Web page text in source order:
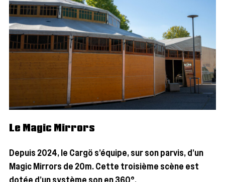
Le Magic Mirrors
Depuis 2024, le Cargö s’é­quipe, sur son par­vis, d’un
Magic Mir­rors de 20m. Cette troi­sième scène est
dotée d’un sys­tème son en 360°.